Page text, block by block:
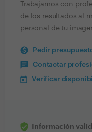
Trabajamos con
de los resultados al
personal de tu
Pedir
Contactar
Verificar
Información